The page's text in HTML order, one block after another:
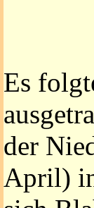
Es
der
April)